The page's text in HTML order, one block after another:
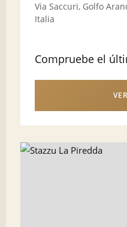
Via Saccuri, Golfo
Italia
Compruebe el